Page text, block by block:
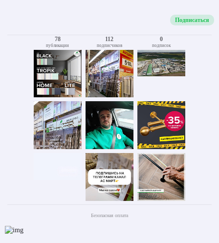
Подписаться
78
публикации
112
подписчиков
0
подписок
Безопасная оплата